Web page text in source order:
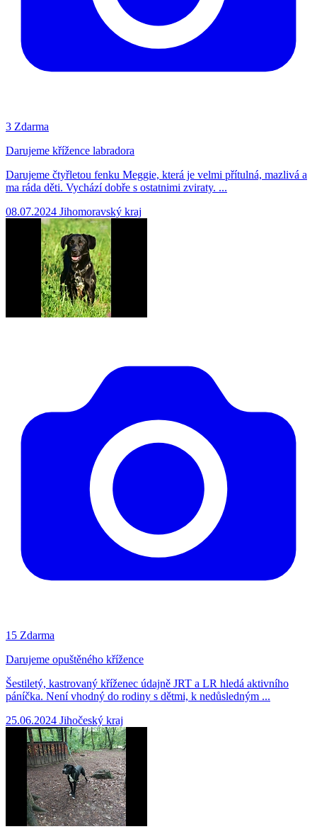
3 Zdarma
Darujeme křížence labradora
Darujeme čtyřletou fenku Meggie, která je velmi přítulná, mazlivá a
ma ráda děti. Vychází dobře s ostatnimi zviraty. ...
08.07.2024 Jihomoravský kraj
15 Zdarma
Darujeme opuštěného křížence
Šestiletý, kastrovaný kříženec údajně JRT a LR hledá aktivního
páníčka. Není vhodný do rodiny s dětmi, k nedůsledným ...
25.06.2024 Jihočeský kraj